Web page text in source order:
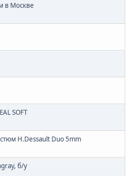
в Москве
SOFT
H.Dessault Duo 5mm
б/у